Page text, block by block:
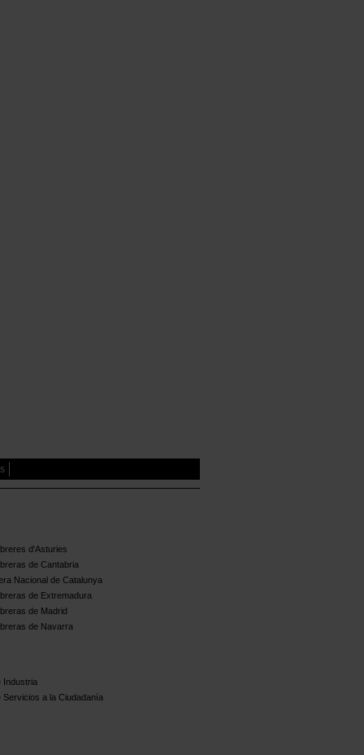
d'Asturies
de Cantabria
Nacional de Catalunya
de Extremadura
de Madrid
de Navarra
Industria
Servicios a la Ciudadanía